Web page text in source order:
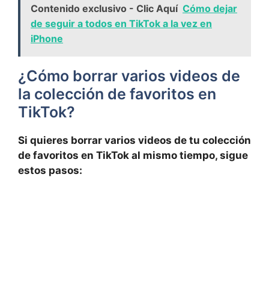
Contenido exclusivo - Clic Aquí Cómo dejar
de seguir a todos en TikTok a la vez en
iPhone
¿Cómo borrar varios videos de
la⁢ colección de favoritos en
TikTok?
Si quieres borrar ​varios videos de tu colección
de favoritos⁢ en TikTok al mismo tiempo, sigue
estos ⁢pasos: